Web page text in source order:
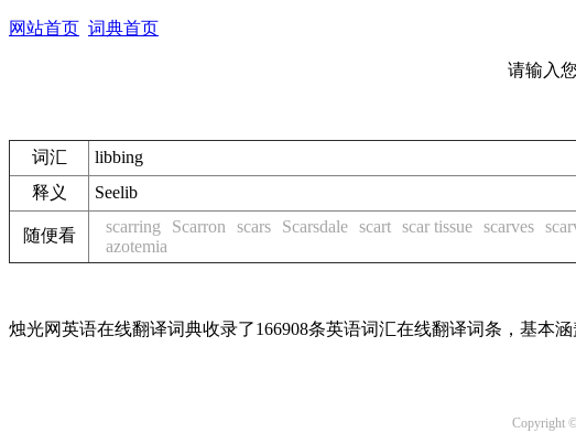
网站首页 词典首页
请输入
词汇
libbing
释义
Seelib
随便看 scarring Scarron scars Scarsdale scart scar tissue scarves
azotemia
烛光网英语在线翻译词典收录了166908条英语词汇在线翻译词条，基本
Copyright